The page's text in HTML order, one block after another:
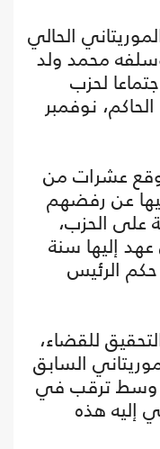
الحالي
محمد ولد
لحزب
نوفمبر
وقع عشرات من
عن رفضهم
على الحزب،
إليها سنة
حكم الرئيس
التحقيق للقضاء،
السابق
وسط ترقب في
إليه هذه